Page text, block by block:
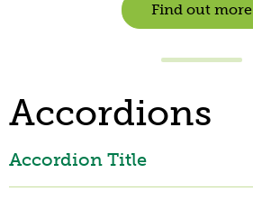
Find out more
Accordions
Accordion Title